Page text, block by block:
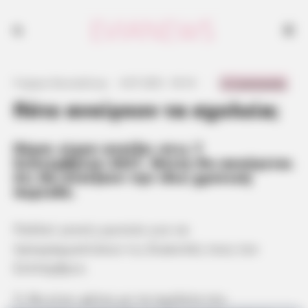
Πότε ανοίγουν τα σχολεία;
Πέρσι είχαν ανοίξει στις 7
Σεπτεμβρίου 2021. Φέτος θα ακούγεται
Τι θα γίνει φέτος με τα σχολεία τον